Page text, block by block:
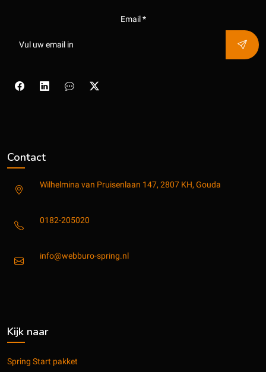
Email *
Contact
Wilhelmina van Pruisenlaan 147, 2807 KH, Gouda
0182-205020
info@webburo-spring.nl
Kijk naar
Spring Start pakket